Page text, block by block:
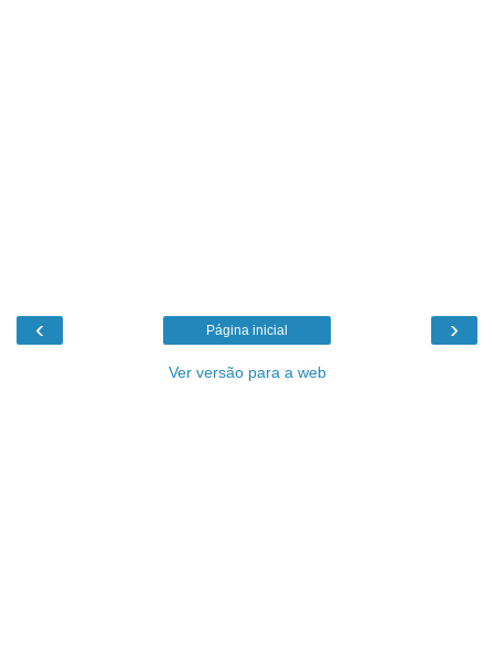
‹ ›
Página inicial
Ver versão para a web